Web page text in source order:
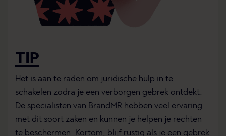
TIP
Het is aan te raden om juridische hulp in te
schakelen zodra je een verborgen gebrek ontdekt.
De specialisten van BrandMR hebben veel ervaring
met dit soort zaken en kunnen je helpen je rechten
te beschermen. Kortom, blijf rustig als je een gebrek